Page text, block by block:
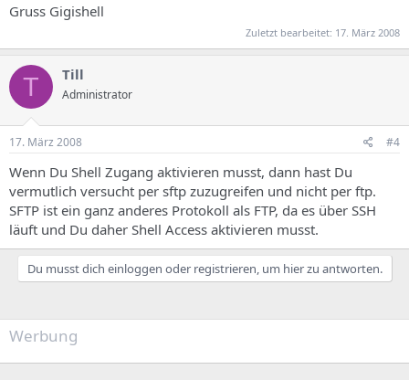
Gruss Gigishell
Zuletzt bearbeitet: 17. März 2008
T Till
Administrator
17. März 2008 #4
Wenn Du Shell Zugang aktivieren musst, dann hast Du
vermutlich versucht per sftp zuzugreifen und nicht per ftp.
SFTP ist ein ganz anderes Protokoll als FTP, da es über SSH
läuft und Du daher Shell Access aktivieren musst.
Du musst dich einloggen oder registrieren, um hier zu antworten.
Werbung